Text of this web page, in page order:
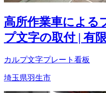
高所作業車による
プ文字の取付 | 有
カルプ文字プレート看板
埼玉県羽生市